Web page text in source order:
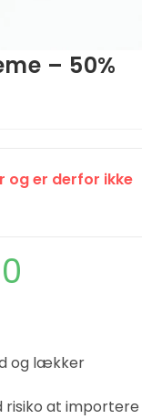
– 50%
og er derfor ikke
og lækker
risiko at importere